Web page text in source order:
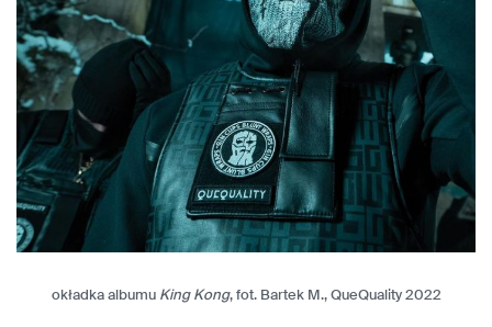
okładka albumu King Kong, fot. Bartek M., QueQuality 2022